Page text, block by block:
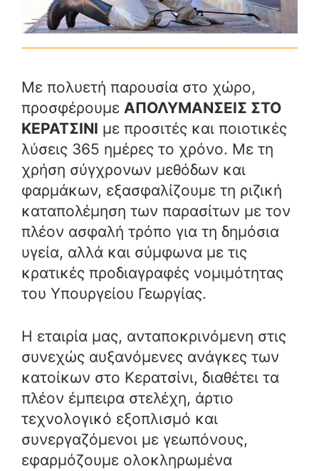
Με πολυετή παρουσία στο χώρο,
προσφέρουμε ΑΠΟΛΥΜΑΝΣΕΙΣ ΣΤΟ
ΚΕΡΑΤΣΙΝΙ με προσιτές και ποιοτικές
λύσεις 365 ημέρες το χρόνο. Με τη
χρήση σύγχρονων μεθόδων και
φαρμάκων, εξασφαλίζουμε τη ριζική
καταπολέμηση των παρασίτων με τον
πλέον ασφαλή τρόπο για τη δημόσια
υγεία, αλλά και σύμφωνα με τις
κρατικές προδιαγραφές νομιμότητας
του Υπουργείου Γεωργίας.
Η εταιρία μας, ανταποκρινόμενη στις
συνεχώς αυξανόμενες ανάγκες των
κατοίκων στο Κερατσίνι, διαθέτει τα
πλέον έμπειρα στελέχη, άρτιο
τεχνολογικό εξοπλισμό και
συνεργαζόμενοι με γεωπόνους,
εφαρμόζουμε ολοκληρωμένα